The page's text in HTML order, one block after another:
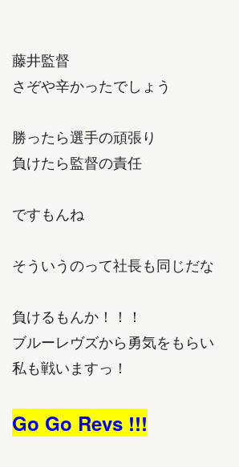
藤井監督
さぞや辛かったでしょう
勝ったら選手の頑張り
負けたら監督の責任
ですもんね
そういうのって社長も同じだな
負けるもんか！！！
ブルーレヴズから勇気をもらい
私も戦いますっ！
Go Go Revs !!!